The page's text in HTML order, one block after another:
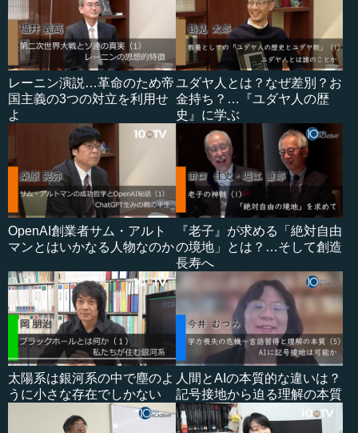
レーニン演説…革命のため帝
国主義の3つの対立を利用せ
よ
ユダヤ人とは？なぜ差別？お
金持ち？…『ユダヤ人の歴
史』に学ぶ
OpenAI創業者サム・アルト
マンとはいかなる人物なのか
『老子』が求める「絶対自由
の境地」とは？…そして創造
長寿へ
太陽系は銀河系の中で塵のよ
うに小さな存在でしかない
人間とAIの本質的な違いは？
記号接地から迫る理解の本質